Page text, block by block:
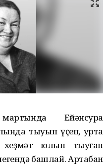
Ейәнсура
тыуып үҫеп, урта
хеҙмәт юлын тыуған
башлай. Артабан